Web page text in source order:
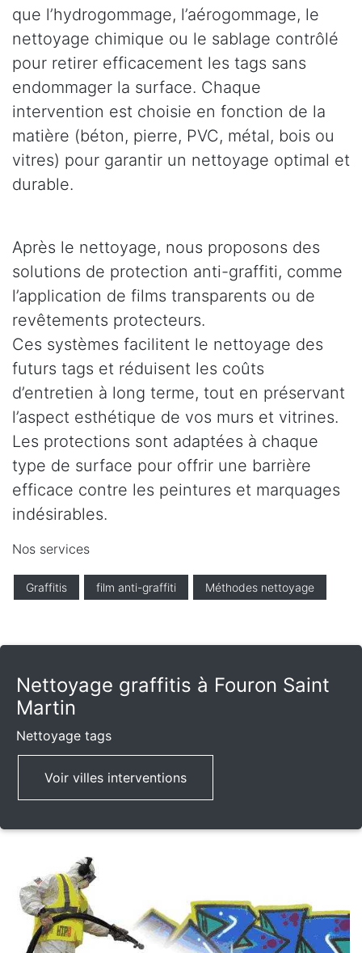
que l’hydrogommage, l’aérogommage, le
nettoyage chimique ou le sablage contrôlé
pour retirer efficacement les tags sans
endommager la surface. Chaque
intervention est choisie en fonction de la
matière (béton, pierre, PVC, métal, bois ou
vitres) pour garantir un nettoyage optimal et
durable.
Après le nettoyage, nous proposons des
solutions de protection anti-graffiti, comme
l’application de films transparents ou de
revêtements protecteurs.
Ces systèmes facilitent le nettoyage des
futurs tags et réduisent les coûts
d’entretien à long terme, tout en préservant
l’aspect esthétique de vos murs et vitrines.
Les protections sont adaptées à chaque
type de surface pour offrir une barrière
efficace contre les peintures et marquages
indésirables.
Nos services
Graffitis film anti-graffiti Méthodes nettoyage
Nettoyage graffitis à Fouron Saint
Martin
Nettoyage tags
Voir villes interventions